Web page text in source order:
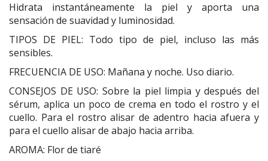
Hidrata instantáneamente la piel y aporta una
sensación de suavidad y luminosidad.
TIPOS DE PIEL: Todo tipo de piel, incluso las más
sensibles.
FRECUENCIA DE USO: Mañana y noche. Uso diario.
CONSEJOS DE USO: Sobre la piel limpia y después del
sérum, aplica un poco de crema en todo el rostro y el
cuello. Para el rostro alisar de adentro hacia afuera y
para el cuello alisar de abajo hacia arriba.
AROMA: Flor de tiaré